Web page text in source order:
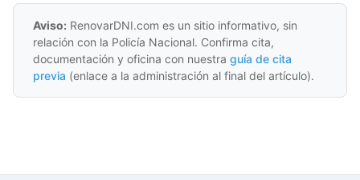
Aviso: RenovarDNI.com es un sitio informativo, sin
relación con la Policía Nacional. Confirma cita,
documentación y oficina con nuestra guía de cita
previa (enlace a la administración al final del artículo).